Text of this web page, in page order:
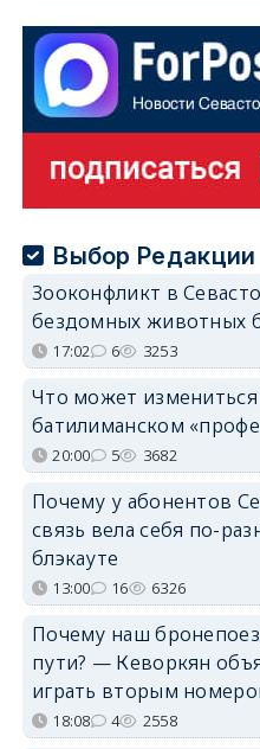
Выбор Редакции
Зооконфликт в
бездомных животных
17:02 6 3253
Что может измениться
батилиманском
20:00 5 3682
Почему у абонентов
связь вела себя по-
блэкауте
13:00 16 6326
Почему наш
пути? — Кеворкян
играть вторым
18:08 4 2558